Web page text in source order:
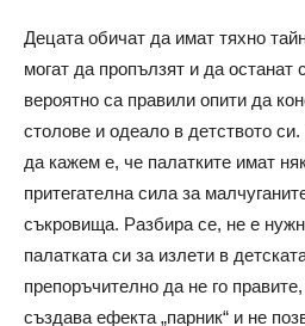
Децата обичат да имат тяхно
могат да пропълзят и да останат
вероятно са правили опити да
столове и одеало в детството
да кажем е, че палатките имат
притегателна сила за
съкровища. Разбира се, не е
палатката си за излети в
препоръчително да не го
създава ефекта „парник“ и не